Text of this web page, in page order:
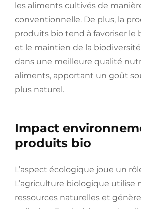
les aliments cultivés de
conventionnelle. De plus, la
produits bio tend à favoriser le
et le maintien de la
dans une meilleure qualité
aliments, apportant un goût
plus naturel.
Impact
produits bio
L’aspect écologique joue un
L’agriculture biologique utilise
ressources naturelles et